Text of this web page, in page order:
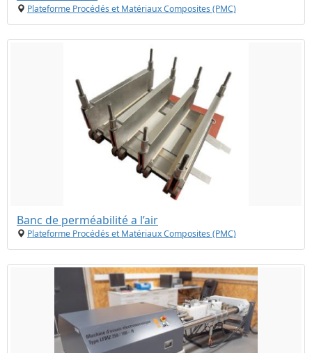
Plateforme Procédés et Matériaux Composites (PMC)
Banc de perméabilité a l’air
Plateforme Procédés et Matériaux Composites (PMC)